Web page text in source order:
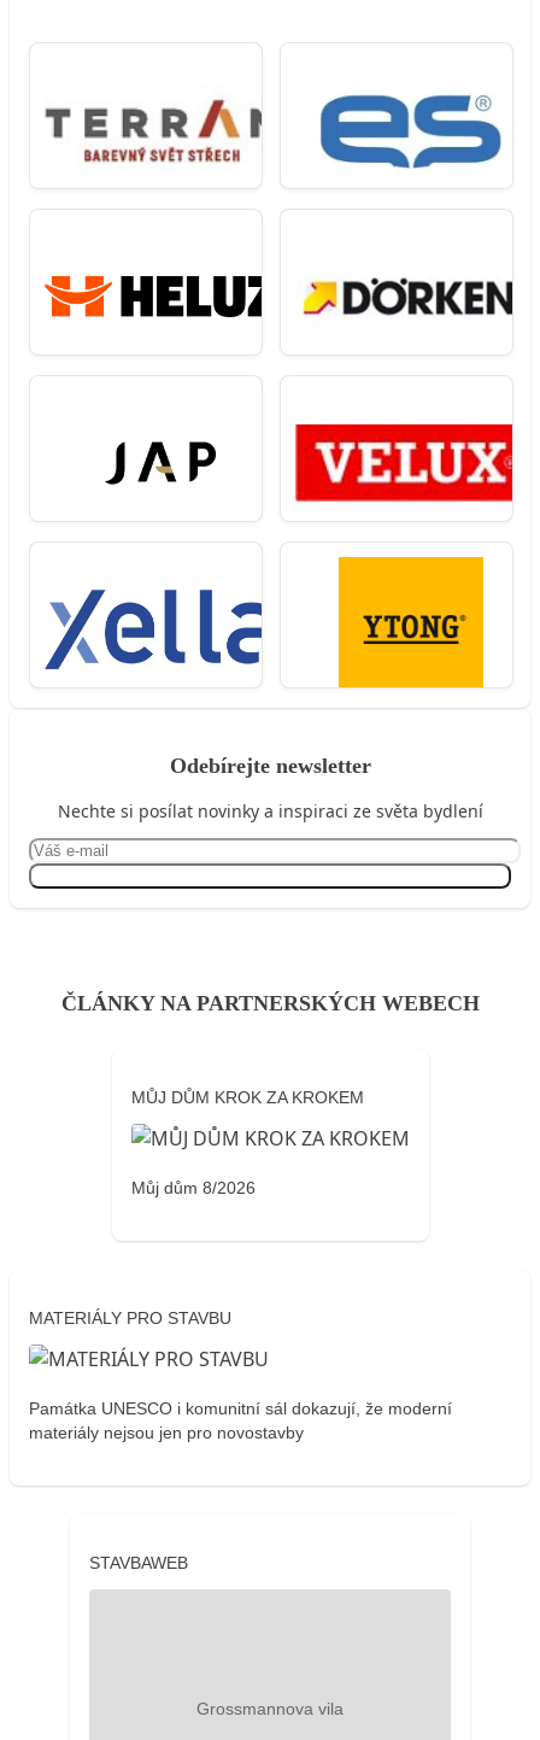
Odebírejte newsletter
Nechte si posílat novinky a inspiraci ze světa bydlení
ČLÁNKY NA PARTNERSKÝCH WEBECH
MŮJ DŮM KROK ZA KROKEM
Můj dům 8/2026
MATERIÁLY PRO STAVBU
Památka UNESCO i komunitní sál dokazují, že moderní
materiály nejsou jen pro novostavby
STAVBAWEB